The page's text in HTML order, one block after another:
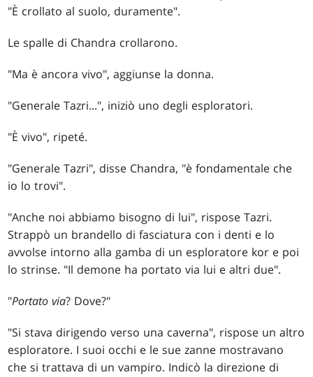
"È crollato al suolo, duramente".
Le spalle di Chandra crollarono.
"Ma è ancora vivo", aggiunse la donna.
"Generale Tazri...", iniziò uno degli esploratori.
"È vivo", ripeté.
"Generale Tazri", disse Chandra, "è fondamentale che
io lo trovi".
"Anche noi abbiamo bisogno di lui", rispose Tazri.
Strappò un brandello di fasciatura con i denti e lo
avvolse intorno alla gamba di un esploratore kor e poi
lo strinse. "Il demone ha portato via lui e altri due".
"Portato via? Dove?"
"Si stava dirigendo verso una caverna", rispose un altro
esploratore. I suoi occhi e le sue zanne mostravano
che si trattava di un vampiro. Indicò la direzione di